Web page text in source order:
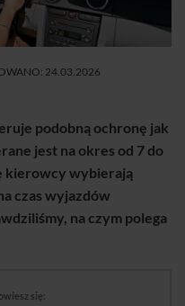
24.03.2026
podobną ochronę jak
jest na okres od 7 do
kierowcy wybierają
czas wyjazdów
na czym polega
się: